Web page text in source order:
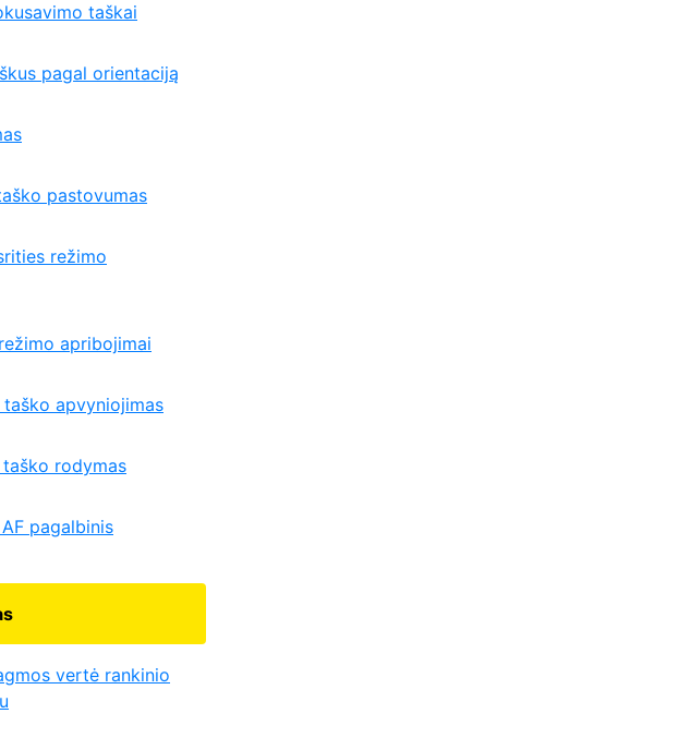
taškai
pagal orientaciją
pastovumas
režimo
apribojimai
apvyniojimas
taško rodymas
pagalbinis
vertė rankinio